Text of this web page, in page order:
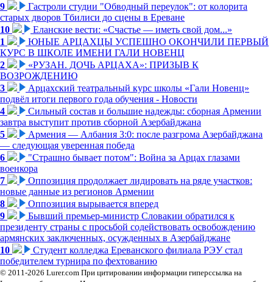
9
Гастроли студии "Обводный переулок": от колорита
старых дворов Тбилиси до сцены в Ереване
10
Еланские вести: «Счастье — иметь свой дом...»
1
ЮНЫЕ АРЦАХЦЫ УСПЕШНО ОКОНЧИЛИ ПЕРВЫЙ
КУРС В ШКОЛЕ ИМЕНИ ГАЛИ НОВЕНЦ
2
«РУЗАН. ДОЧЬ АРЦАХА»: ПРИЗЫВ К
ВОЗРОЖДЕНИЮ
3
Арцахский театральный курс школы «Гали Новенц»
подвёл итоги первого года обучения - Новости
4
Сильный состав и большие надежды: сборная Армении
завтра выступит против сборной Азербайджана
5
Армения — Албания 3:0: после разгрома Азербайджана
— следующая уверенная победа
6
"Страшно бывает потом": Война за Арцах глазами
военкора
7
Оппозиция продолжает лидировать на ряде участков:
новые данные из регионов Армении
8
Оппозиция вырывается вперед
9
Бывший премьер-министр Словакии обратился к
президенту страны с просьбой содействовать освобождению
армянских заключенных, осужденных в Азербайджане
10
Студент колледжа Ереванского филиала РЭУ стал
победителем турнира по фехтованию
© 2011-2026 Lurer.com При цитировании информации гиперссылка на